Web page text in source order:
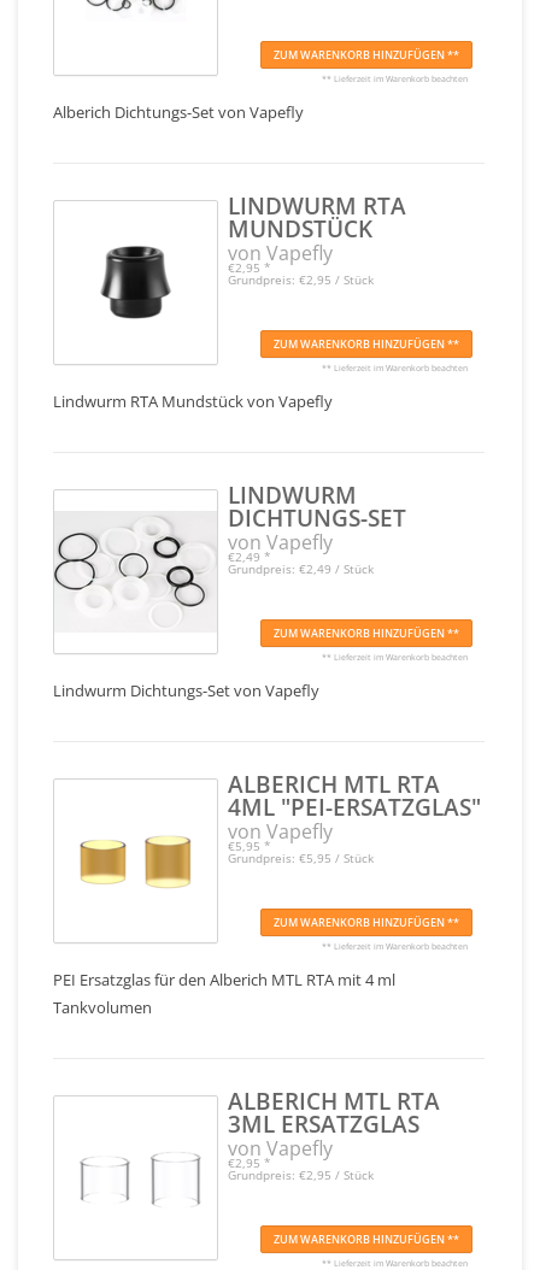
ZUM WARENKORB HINZUFÜGEN **
** Lieferzeit im Warenkorb beachten
Alberich Dichtungs-Set von Vapefly
LINDWURM RTA
MUNDSTÜCK
von Vapefly
€2,95 *
Grundpreis: €2,95 / Stück
ZUM WARENKORB HINZUFÜGEN **
** Lieferzeit im Warenkorb beachten
Lindwurm RTA Mundstück von Vapefly
LINDWURM
DICHTUNGS-SET
von Vapefly
€2,49 *
Grundpreis: €2,49 / Stück
ZUM WARENKORB HINZUFÜGEN **
** Lieferzeit im Warenkorb beachten
Lindwurm Dichtungs-Set von Vapefly
ALBERICH MTL RTA
4ML "PEI-ERSATZGLAS"
von Vapefly
€5,95 *
Grundpreis: €5,95 / Stück
ZUM WARENKORB HINZUFÜGEN **
** Lieferzeit im Warenkorb beachten
PEI Ersatzglas für den Alberich MTL RTA mit 4 ml
Tankvolumen
ALBERICH MTL RTA
3ML ERSATZGLAS
von Vapefly
€2,95 *
Grundpreis: €2,95 / Stück
ZUM WARENKORB HINZUFÜGEN **
** Lieferzeit im Warenkorb beachten